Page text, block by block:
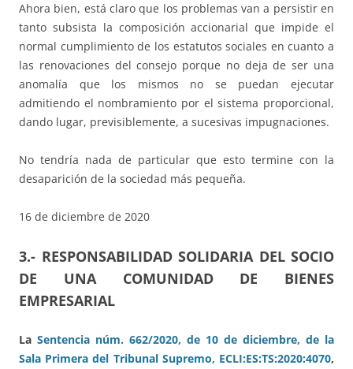
Ahora bien, está claro que los problemas van a persistir en
tanto subsista la composición accionarial que impide el
normal cumplimiento de los estatutos sociales en cuanto a
las renovaciones del consejo porque no deja de ser una
anomalía que los mismos no se puedan ejecutar
admitiendo el nombramiento por el sistema proporcional,
dando lugar, previsiblemente, a sucesivas impugnaciones.
No tendría nada de particular que esto termine con la
desaparición de la sociedad más pequeña.
16 de diciembre de 2020
3.- RESPONSABILIDAD SOLIDARIA DEL SOCIO
DE UNA COMUNIDAD DE BIENES
EMPRESARIAL
La Sentencia núm. 662/2020, de 10 de diciembre, de la
Sala Primera del Tribunal Supremo, ECLI:ES:TS:2020:4070,